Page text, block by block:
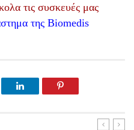
τις συσκευές μας
της Biomedis